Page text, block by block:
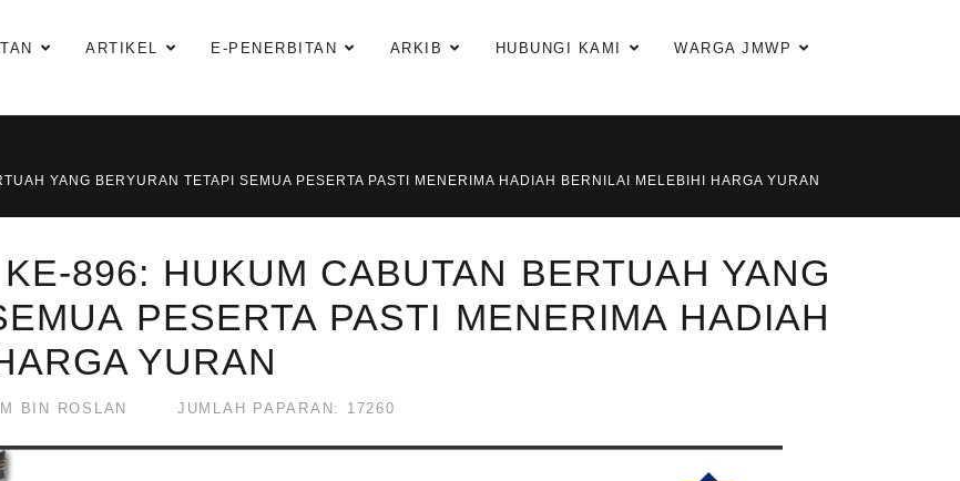
ARTIKEL E-PENERBITAN ARKIB HUBUNGI KAMI WARGA JMWP
YANG BERYURAN TETAPI SEMUA PESERTA PASTI MENERIMA HADIAH BERNILAI MELEBIHI HARGA YURAN
896: HUKUM CABUTAN BERTUAH YANG
PESERTA PASTI MENERIMA HADIAH
YURAN
BIN ROSLAN JUMLAH PAPARAN: 17260